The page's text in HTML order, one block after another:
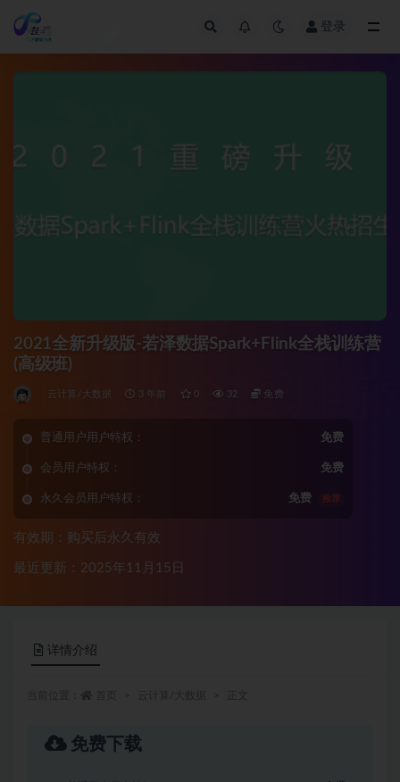
登录
2021全新升级版-若泽数据Spark+Flink全栈训练营
(高级班)
云计算/大数据 3 年前 0 32 免费
普通用户用户特权： 免费
会员用户特权： 免费
永久会员用户特权： 免费 推荐
有效期：购买后永久有效
最近更新：2025年11月15日
详情介绍
免费下载